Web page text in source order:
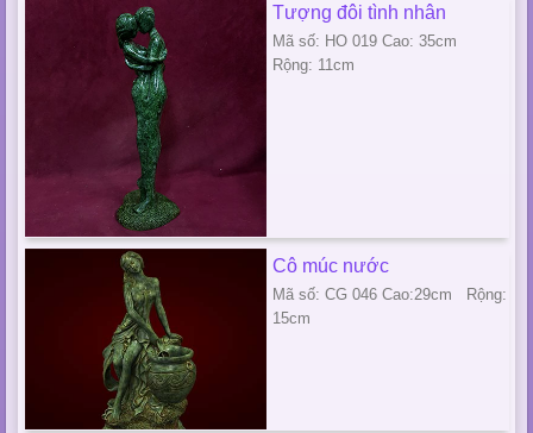
Tượng đôi tình nhân
Mã số: HO 019 Cao: 35cm
Rộng: 11cm
Cô múc nước
Mã số: CG 046 Cao:29cm Rộng:
15cm